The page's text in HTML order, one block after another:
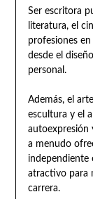
Ser escritora
literatura, el
profesiones
desde el
personal.
Además, el
escultura y el
autoexpresión
a menudo
independiente
atractivo para
carrera.